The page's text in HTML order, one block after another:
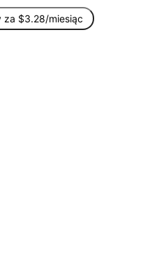
za $3.28/miesiąc